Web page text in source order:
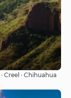
Creel · Chihuahua